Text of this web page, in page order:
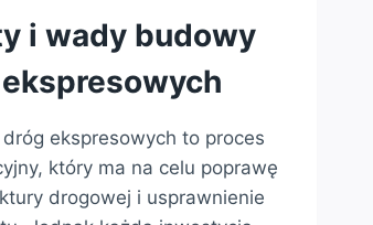
i wady budowy
ekspresowych to proces
który ma na celu poprawę
drogowej i usprawnienie